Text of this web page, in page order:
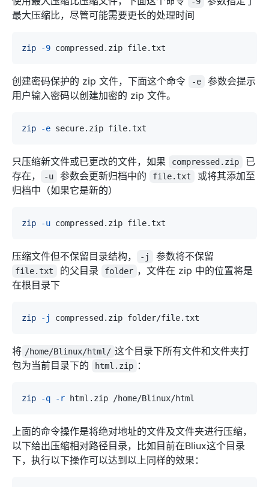
最大压缩比，尽管可能需要更长的处理时间
zip -9
创建密码保护的 zip 文件，下面这个命令 -e
参数会提示
用户输入密码以创建加密的 zip 文件。
zip -e
只压缩新文件或已更改的文件，如果 compressed.zip
已
存在，
-u 参数会更新归档中的 file.txt
或将其添加至
归档中（如果它是新的）
zip -u
压缩文件但不保留目录结构， -j 参数将不保留
file.txt 的父目录 folder ，文件在 zip 中的位置将是
在根目录下
zip -j
将 /home/Blinux/html/ 这个目录下所有文件和文件夹打
包为当前目录下的
html.zip ：
zip -q -r
上面的命令操作是将绝对地址的文件及文件夹进行压缩，
以下给出压缩相对路径目录，比如目前在Bliux这个目录
下，执行以下操作可以达到以上同样的效果：